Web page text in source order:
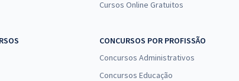
Cursos Online Gratuitos
CONCURSOS POR PROFISSÃO
Concursos Administrativos
Concursos Educação